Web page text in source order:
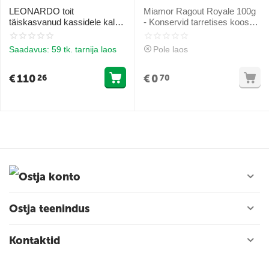
LEONARDO toit
täiskasvanud kassidele kala
ja riisiga 15 kg
Saadavus: 59 tk. tarnija laos
€11026
Miamor Ragout Royale 100g
- Konservid tarretises koos
Pole laos
€070
Ostja konto
Ostja teenindus
Kontaktid